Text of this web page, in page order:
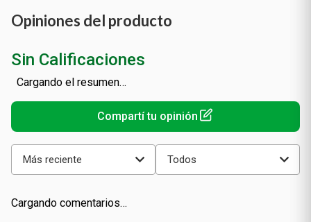
Opiniones del producto
Sin Calificaciones
Cargando el resumen…
Más reciente Todos
Cargando comentarios…